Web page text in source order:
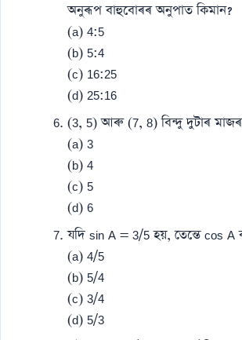
অনুৰূপ বাহুবোৰৰ অনুপাত কিমান?
(a) 4:5
(b) 5:4
(c) 16:25
(d) 25:16
(3, 5) আৰু (7, 8) বিন্দু দুটাৰ মাজৰ
(a) 3
(b) 4
(c) 5
(d) 6
যদি sin A = 3/5 হয়, তেন্তে cos A
(a) 4/5
(b) 5/4
(c) 3/4
(d) 5/3